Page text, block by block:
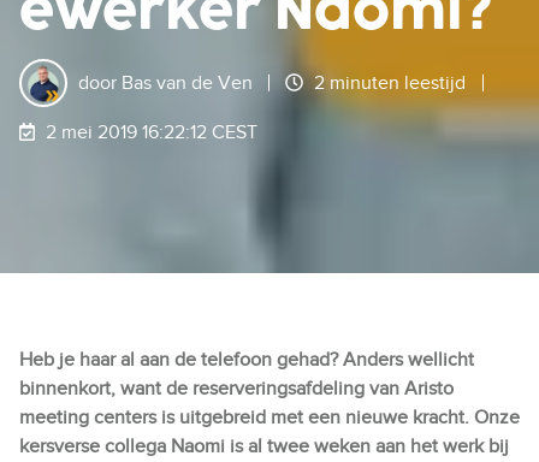
door Bas van de Ven 2 minuten leestijd
2 mei 2019 16:22:12 CEST
Heb je haar al aan de telefoon gehad? Anders wellicht
binnenkort, want de reserveringsafdeling van Aristo
meeting centers is uitgebreid met een nieuwe kracht. Onze
kersverse collega Naomi is al twee weken aan het werk bij